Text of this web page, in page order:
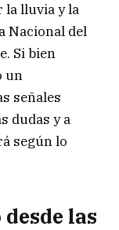
la lluvia y la
Nacional del
Si bien
un
señales
dudas y a
según lo
las